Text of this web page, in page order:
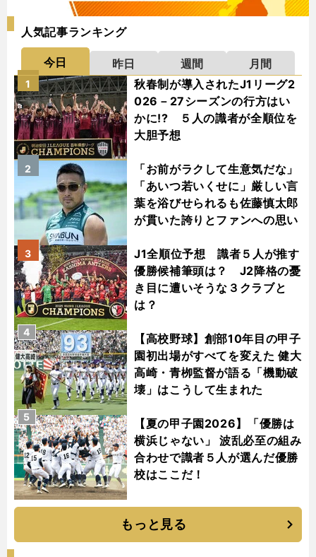
人気記事ランキング
今日 昨日 週間
月間
秋春制が導入されたJ1リーグ2
026－27シーズンの行方はい
かに!? ５人の識者が全順位を
大胆予想
1
「お前がラクして生意気だな」
「あいつ若いくせに」厳しい言
葉を浴びせられるも佐藤慎太郎
が貫いた誇りとファンへの思い
2
J1全順位予想 識者５人が推す
優勝候補筆頭は？ J2降格の憂
き目に遭いそうな３クラブと
は？
3
【高校野球】創部10年目の甲子
園初出場がすべてを変えた 健大
高崎・青栁監督が語る「機動破
壊」はこうして生まれた
4
【夏の甲子園2026】「優勝は
横浜じゃない」 波乱必至の組み
合わせで識者５人が選んだ優勝
校はここだ！
5
もっと見る